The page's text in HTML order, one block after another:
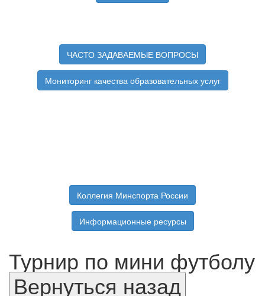
ЧАСТО ЗАДАВАЕМЫЕ ВОПРОСЫ
Мониторинг качества образовательных услуг
Коллегия Минспорта России
Информационные ресурсы
Турнир по мини футболу